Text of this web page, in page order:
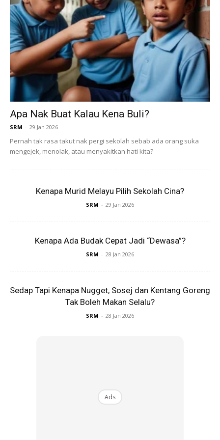
Dalam nada sebak kata Bellaz, kesempitan hidup
merakamkan momen bersama mereka.
Apa Nak Buat Kalau Kena Buli?
SRM - 29 Jan 2026
Pernah tak rasa takut nak pergi sekolah sebab ada orang suka
mengejek, menolak, atau menyakitkan hati kita?
Kenapa Murid Melayu Pilih Sekolah Cina?
SRM - 29 Jan 2026
Kenapa Ada Budak Cepat Jadi “Dewasa”?
SRM - 28 Jan 2026
Sedap Tapi Kenapa Nugget, Sosej dan Kentang Goreng
Tak Boleh Makan Selalu?
SRM - 28 Jan 2026
Ads